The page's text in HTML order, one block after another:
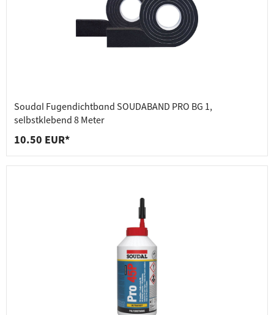
Soudal Fugendichtband SOUDABAND PRO BG 1,
selbstklebend 8 Meter
10.50 EUR*